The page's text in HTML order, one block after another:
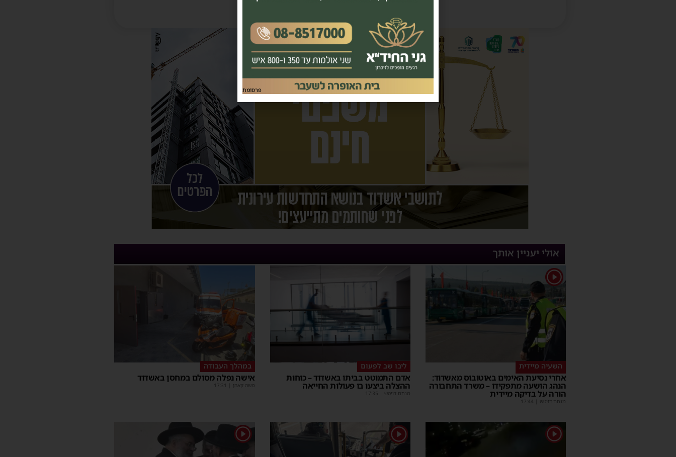
אולי יעניין אותך
1
השעיה מיידית
אחרי נסיעת האימים באוטובוס מאשדוד:
הנהג הושעה מתפקידו – משרד התחבורה
הורה על בדיקה מיידית
מנחם דויטש 17:44
ליבו שב לפעום
אדם התמוטט בביתו באשדוד – כוחות
ההצלה ביצעו בו פעולות החייאה
מנחם דויטש 17:35
במהלך העבודה
אישה נפלה מסולם במחסן באשדוד
משה קאהן 17:31
1
1
1
פרסומת